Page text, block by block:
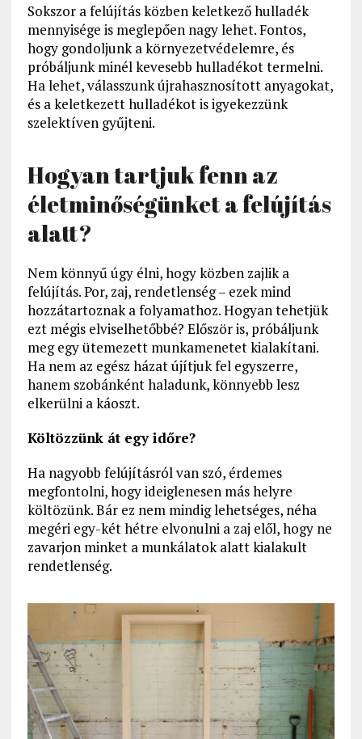
Sokszor a felújítás közben keletkező hulladék
mennyisége is meglepően nagy lehet. Fontos,
hogy gondoljunk a környezetvédelemre, és
próbáljunk minél kevesebb hulladékot termelni.
Ha lehet, válasszunk újrahasznosított anyagokat,
és a keletkezett hulladékot is igyekezzünk
szelektíven gyűjteni.
Hogyan tartjuk fenn az
életminőségünket a felújítás
alatt?
Nem könnyű úgy élni, hogy közben zajlik a
felújítás. Por, zaj, rendetlenség – ezek mind
hozzátartoznak a folyamathoz. Hogyan tehetjük
ezt mégis elviselhetőbbé? Először is, próbáljunk
meg egy ütemezett munkamenetet kialakítani.
Ha nem az egész házat újítjuk fel egyszerre,
hanem szobánként haladunk, könnyebb lesz
elkerülni a káoszt.
Költözzünk át egy időre?
Ha nagyobb felújításról van szó, érdemes
megfontolni, hogy ideiglenesen más helyre
költözünk. Bár ez nem mindig lehetséges, néha
megéri egy-két hétre elvonulni a zaj elől, hogy ne
zavarjon minket a munkálatok alatt kialakult
rendetlenség.